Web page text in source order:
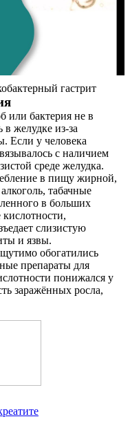
гастрит
или бактерия не в
желудке из-за
Если у человека
с наличием
среде желудка.
в пищу жирной,
табачные
в больших
слизистую
и язвы.
обогатились
препараты для
понижался у
заражённых росла,